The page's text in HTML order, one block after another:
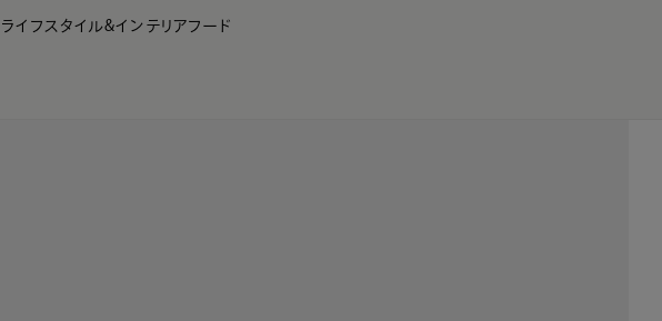
ライフスタイル&インテリアフード